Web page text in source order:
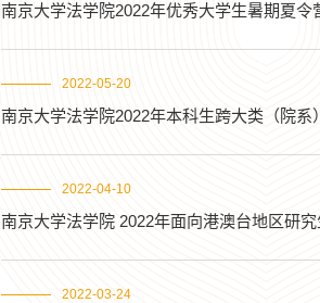
南京大学法学院2022年优秀大学生暑期夏令
2022-05-20
南京大学法学院2022年本科生跨大类（院
2022-04-10
南京大学法学院 2022年面向港澳台地区研
2022-03-24